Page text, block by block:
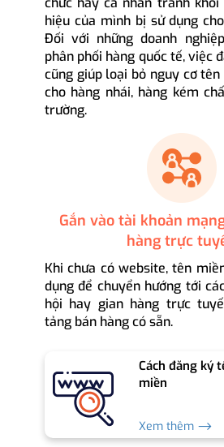
hiệu của mình bị sử dụng
Đối với những doanh
phân phối hàng quốc tế, việc
cũng giúp loại bỏ nguy cơ
cho hàng nhái, hàng kém
trường.
Gắn vào tài khoản
hàng trực
Khi chưa có website, tên
dụng để chuyển hướng tới
hội hay gian hàng trực
tảng bán hàng có sẵn.
Cách đăng ký
miền
Xem thêm ⟶